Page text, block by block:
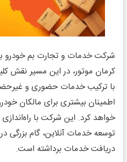
شرکت خدمات و تجارت بم خودرو
کرمان موتور، در این مسیر نقش
با ترکیب خدمات حضوری و
اطمینان بیشتری برای مالکان
خواهد کرد. این شرکت با
توسعه خدمات آنلاین، گام بزرگی
دریافت خدمات برداشته است.